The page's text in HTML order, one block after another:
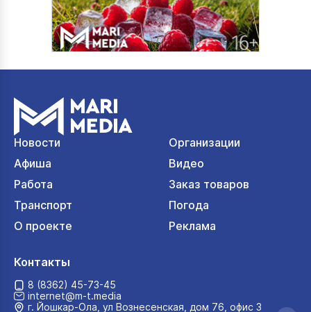
Новости
Организации
Афиша
Видео
Работа
Заказ товаров
Транспорт
Погода
О проекте
Реклама
Контакты
8 (8362) 45-73-45
internet@m-t.media
г. Йошкар‑Ола, ул Вознесенская, дом 76, офис 3